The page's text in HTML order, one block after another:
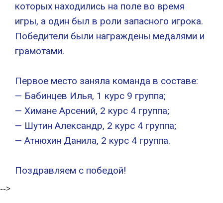
которых находились на поле во время
игры, а один был в роли запасного игрока.
Победители были награждены медалями и
грамотами.
Первое место заняла команда в составе:
— Бабинцев Илья, 1 курс 9 группа;
— Химане Арсений, 2 курс 4 группа;
— Шутин Александр, 2 курс 4 группа;
— Атнюхин Данила, 2 курс 4 группа.
Поздравляем с победой!
-->